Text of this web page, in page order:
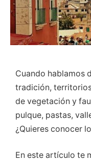
Cuando hablamos
tradición,
de vegetación y
pulque, pastas,
¿Quieres conocer
En este artículo te